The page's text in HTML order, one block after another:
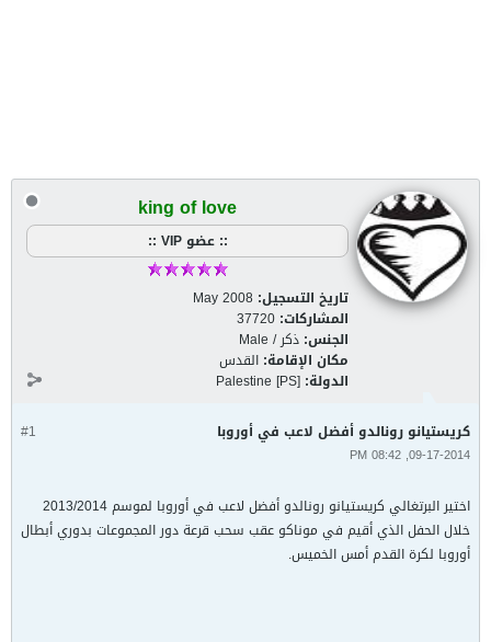
king of love
:: عضو VIP ::
تاريخ التسجيل: May 2008
المشاركات: 37720
الجنس: ذكر / Male
مكان الإقامة: القدس
الدولة: Palestine [PS]
#1 كريستيانو رونالدو أفضل لاعب في أوروبا
09-17-2014, 08:42 PM
اختير البرتغالي كريستيانو رونالدو أفضل لاعب في أوروبا لموسم 2013/2014
خلال الحفل الذي أقيم في موناكو عقب سحب قرعة دور المجموعات بدوري أبطال
أوروبا لكرة القدم أمس الخميس.